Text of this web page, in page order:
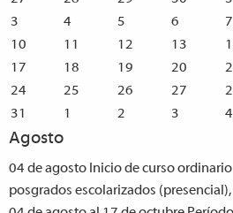
3
4 5 6 7
10
11 12 13
17
18 19 20
24
25 26 27
31
1 2 3 4
Agosto
04 de agosto Inicio de curso
posgrados escolarizados